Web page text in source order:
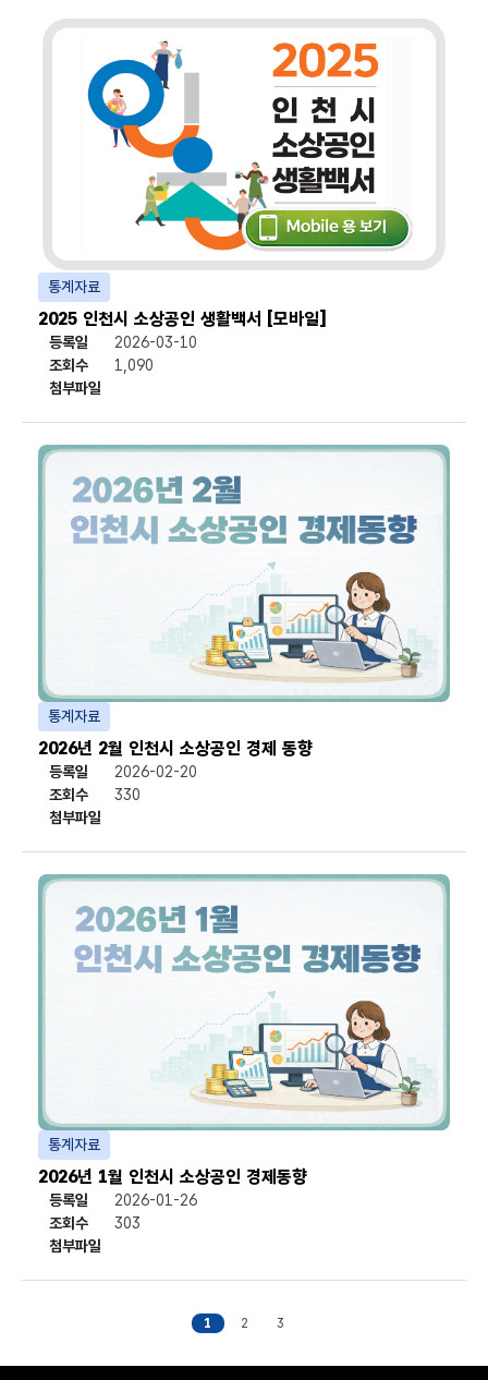
통계자료
2025 인천시 소상공인 생활백서 [모바일]
등록일
2026-03-10
조회수
1,090
첨부파일
통계자료
2026년 2월 인천시 소상공인 경제 동향
등록일
2026-02-20
조회수
330
첨부파일
통계자료
2026년 1월 인천시 소상공인 경제동향
등록일
2026-01-26
조회수
303
첨부파일
1 2 3